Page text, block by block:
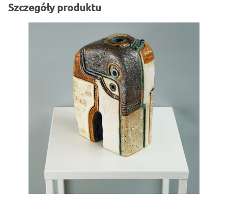
Szczegóły produktu